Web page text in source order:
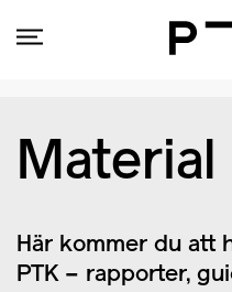
Material
Här kommer du att
PTK – rapporter,